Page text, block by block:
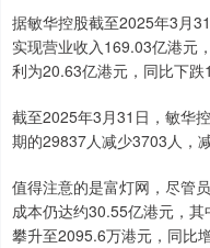
据敏华控股截至2025年3月
实现营业收入169.03亿港元
利为20.63亿港元，同比下跌
截至2025年3月31日，敏华
期的29837人减少3703人，
值得注意的是富灯网，尽管
成本仍达约30.55亿港元，
攀升至2095.6万港元，同比